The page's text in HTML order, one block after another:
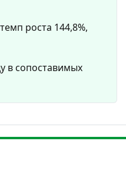
роста 144,8%,
в сопоставимых